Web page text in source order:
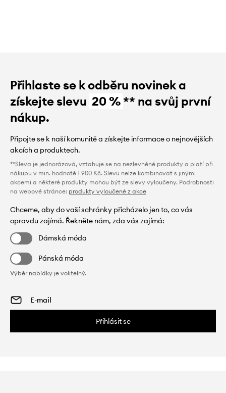
Přihlaste se k odběru novinek a
získejte slevu 20 %** na svůj první
nákup.
Připojte se k naší komunitě a získejte informace o nejnovějších
akcích a produktech.
**Sleva je jednorázová, vztahuje se na nezlevněné produkty a platí při
nákupu v min. hodnotě 1 900 Kč. Slevu nelze kombinovat s jinými
akcemi a některé produkty mohou být ze slevy vyloučeny. Podrobnosti
na webové stránce: produkty vyloučené z akce
Chceme, aby do vaší schránky přicházelo jen to, co vás
opravdu zajímá. Řekněte nám, zda vás zajímá:
Dámská móda
Pánská móda
Výběr nabídky je volitelný.
Přihlásit se